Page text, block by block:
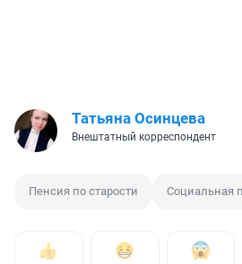
Татьяна Осинцева
Внештатный корреспондент
Пенсия по старости Социальная